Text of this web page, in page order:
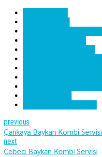
previous
Çankaya Baykan Kombi Servisi
next
Cebeci Baykan Kombi Servisi